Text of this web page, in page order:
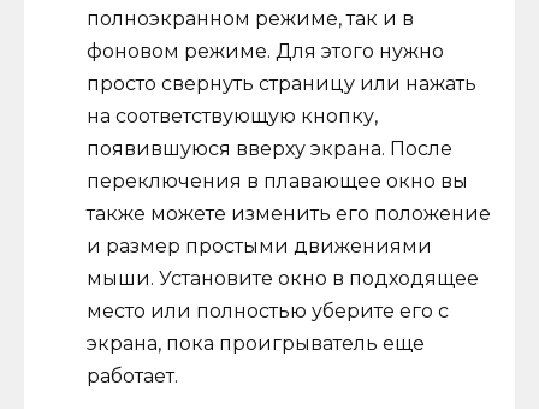
полноэкранном режиме, так и в
фоновом режиме. Для этого нужно
просто свернуть страницу или нажать
на соответствующую кнопку,
появившуюся вверху экрана. После
переключения в плавающее окно вы
также можете изменить его положение
и размер простыми движениями
мыши. Установите окно в подходящее
место или полностью уберите его с
экрана, пока проигрыватель еще
работает.